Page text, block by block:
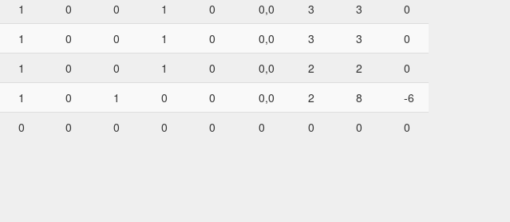
1 0 0 1 0 0,0 3 3
0
1 0 0 1 0 0,0 3 3
0
1 0 0 1 0 0,0 2 2
0
1 0 1 0 0 0,0 2 8
-6
0 0 0 0 0 0 0 0 0